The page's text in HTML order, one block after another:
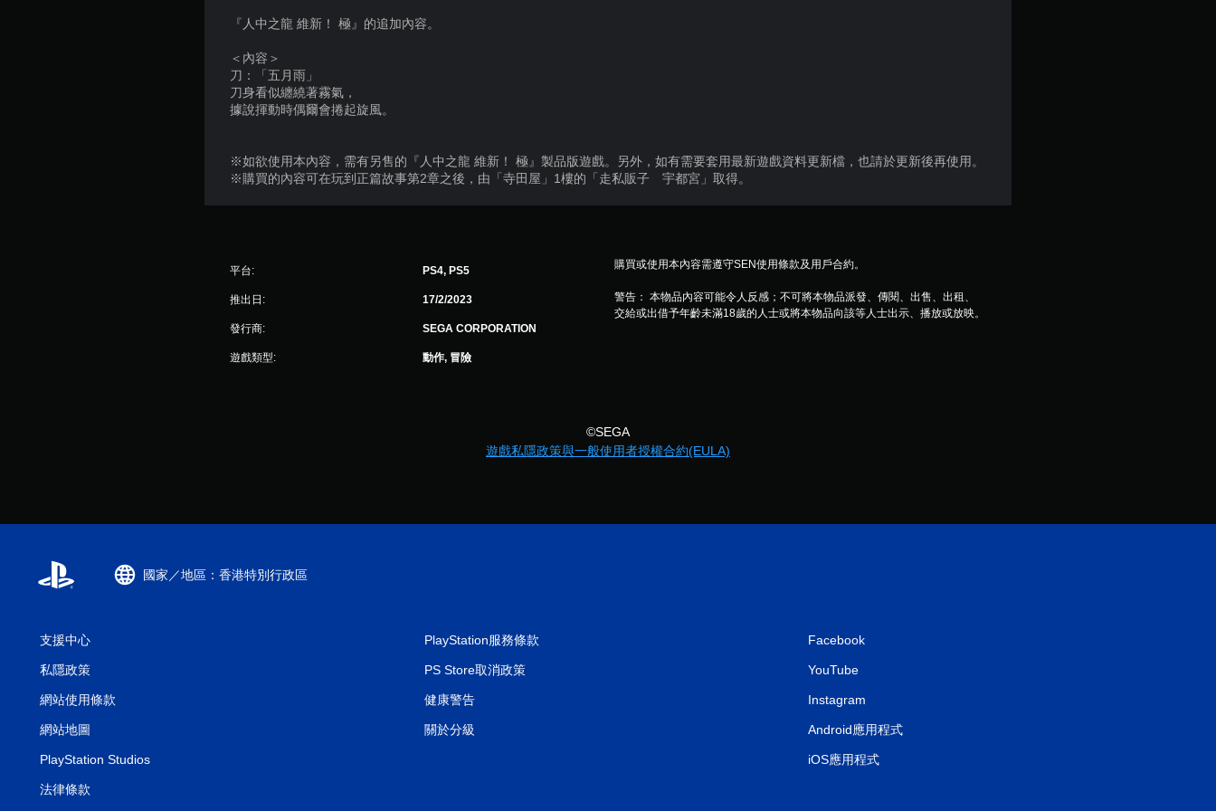
『人中之龍 維新！ 極』的追加內容。
＜內容＞
刀：「五月雨」
刀身看似纏繞著霧氣，
據說揮動時偶爾會捲起旋風。
※如欲使用本內容，需有另售的『人中之龍 維新！ 極』製品版遊戲。另外，如有需要套用最新遊戲資料更新檔，也請於更新後再使用。
※購買的內容可在玩到正篇故事第2章之後，由「寺田屋」1樓的「走私販子 宇都宮」取得。
平台: PS4, PS5
推出日: 17/2/2023
發行商: SEGA CORPORATION
遊戲類型: 動作, 冒險
購買或使用本內容需遵守SEN使用條款及用戶合約。
警告： 本物品內容可能令人反感；不可將本物品派發、傳閱、出售、出租、
交給或出借予年齡未滿18歲的人士或將本物品向該等人士出示、播放或放映。
©SEGA
遊戲私隱政策與一般使用者授權合約(EULA)
國家／地區：香港特別行政區
支援中心
私隱政策
網站使用條款
網站地圖
PlayStation Studios
法律條款
PlayStation服務條款
PS Store取消政策
健康警告
關於分級
Facebook
YouTube
Instagram
Android應用程式
iOS應用程式